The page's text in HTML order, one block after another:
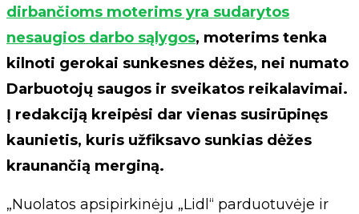
dirbančioms moterims yra sudarytos
nesaugios darbo sąlygos, moterims tenka
kilnoti gerokai sunkesnes dėžes, nei numato
Darbuotojų saugos ir sveikatos reikalavimai.
Į redakciją kreipėsi dar vienas susirūpinęs
kaunietis, kuris užfiksavo sunkias dėžes
kraunančią merginą.
„Nuolatos apsipirkinėju „Lidl“ parduotuvėje ir